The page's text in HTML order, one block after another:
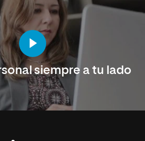
siempre a tu lado